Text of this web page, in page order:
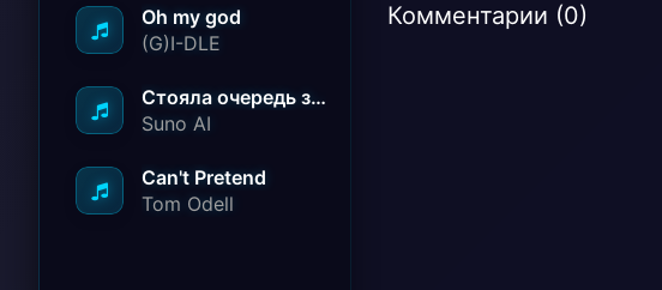
Oh my god
(G)I-DLE
Стояла очередь за радостью
Suno AI
Can't Pretend
Tom Odell
Комментарии (0)